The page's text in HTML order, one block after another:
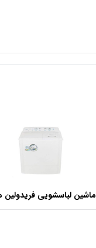
ماشین لباسشویی فریدولین
SWT150 ظرفیت 15 کیلوگرم